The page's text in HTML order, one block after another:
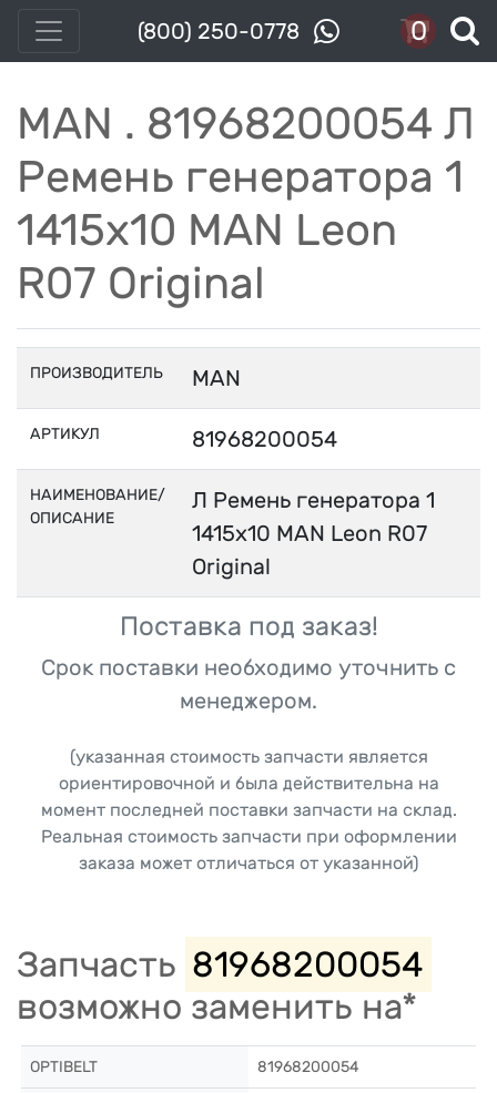
(800) 250-0778 0
MAN . 81968200054 Л
Ремень генератора 1
1415х10 MAN Leon
R07 Original
ПРОИЗВОДИТЕЛЬ MAN
АРТИКУЛ 81968200054
НАИМЕНОВАНИЕ/
ОПИСАНИЕ
Л Ремень генератора 1
1415х10 MAN Leon R07
Original
Поставка под заказ!
Срок поставки необходимо уточнить с
менеджером.
(указанная стоимость запчасти является
ориентировочной и была действительна на
момент последней поставки запчасти на склад.
Реальная стоимость запчасти при оформлении
заказа может отличаться от указанной)
Запчасть 81968200054
возможно заменить на*
OPTIBELT 81968200054